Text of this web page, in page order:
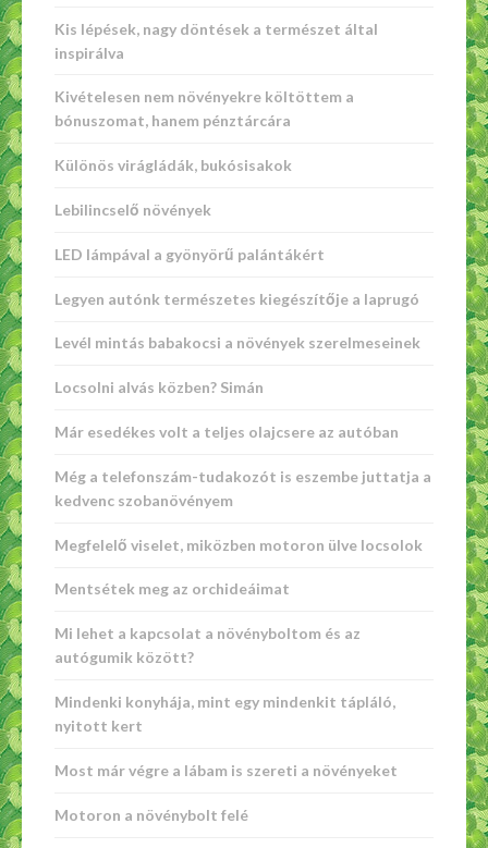
Kis lépések, nagy döntések a természet által
inspirálva
Kivételesen nem növényekre költöttem a
bónuszomat, hanem pénztárcára
Különös virágládák, bukósisakok
Lebilincselő növények
LED lámpával a gyönyörű palántákért
Legyen autónk természetes kiegészítője a laprugó
Levél mintás babakocsi a növények szerelmeseinek
Locsolni alvás közben? Simán
Már esedékes volt a teljes olajcsere az autóban
Még a telefonszám-tudakozót is eszembe juttatja a
kedvenc szobanövényem
Megfelelő viselet, miközben motoron ülve locsolok
Mentsétek meg az orchideáimat
Mi lehet a kapcsolat a növényboltom és az
autógumik között?
Mindenki konyhája, mint egy mindenkit tápláló,
nyitott kert
Most már végre a lábam is szereti a növényeket
Motoron a növénybolt felé